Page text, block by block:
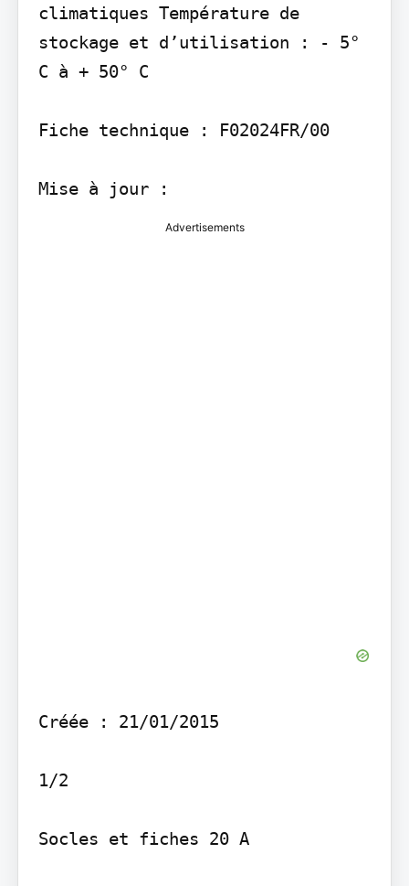
climatiques Température de
stockage et d’utilisation : - 5°
C à + 50° C
Fiche technique : F02024FR/00
Mise à jour :
Advertisements
Créée : 21/01/2015
1/2
Socles et fiches 20 A